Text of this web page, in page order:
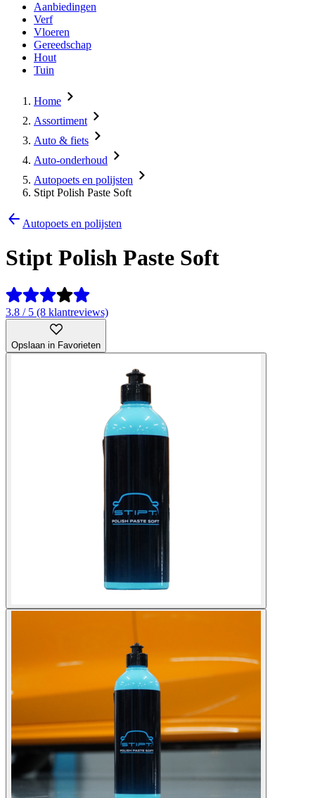
Aanbiedingen
Verf
Vloeren
Gereedschap
Hout
Tuin
Home
Assortiment
Auto & fiets
Auto-onderhoud
Autopoets en polijsten
Stipt Polish Paste Soft
Autopoets en polijsten
Stipt Polish Paste Soft
3.8 / 5 (8 klantreviews)
Opslaan in Favorieten